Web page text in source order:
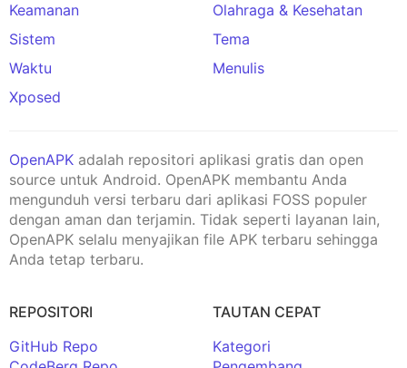
Keamanan
Olahraga & Kesehatan
Sistem
Tema
Waktu
Menulis
Xposed
OpenAPK adalah repositori aplikasi gratis dan open
source untuk Android. OpenAPK membantu Anda
mengunduh versi terbaru dari aplikasi FOSS populer
dengan aman dan terjamin. Tidak seperti layanan lain,
OpenAPK selalu menyajikan file APK terbaru sehingga
Anda tetap terbaru.
REPOSITORI
GitHub Repo
TAUTAN CEPAT
Kategori